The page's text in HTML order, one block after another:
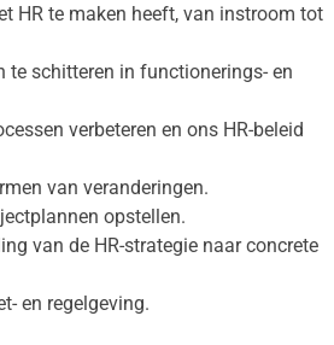
HR te maken heeft, van instroom tot
te schitteren in functionerings- en
verbeteren en ons HR-beleid
van veranderingen.
opstellen.
van de HR-strategie naar concrete
en regelgeving.